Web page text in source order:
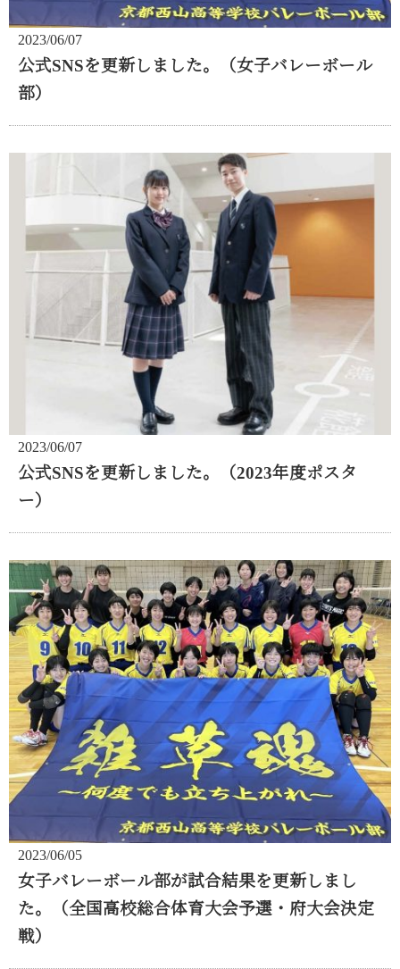
2023/06/07
公式SNSを更新しました。（女子バレーボール
部）
2023/06/07
公式SNSを更新しました。（2023年度ポスタ
ー）
2023/06/05
女子バレーボール部が試合結果を更新しまし
た。（全国高校総合体育大会予選・府大会決定
戦）